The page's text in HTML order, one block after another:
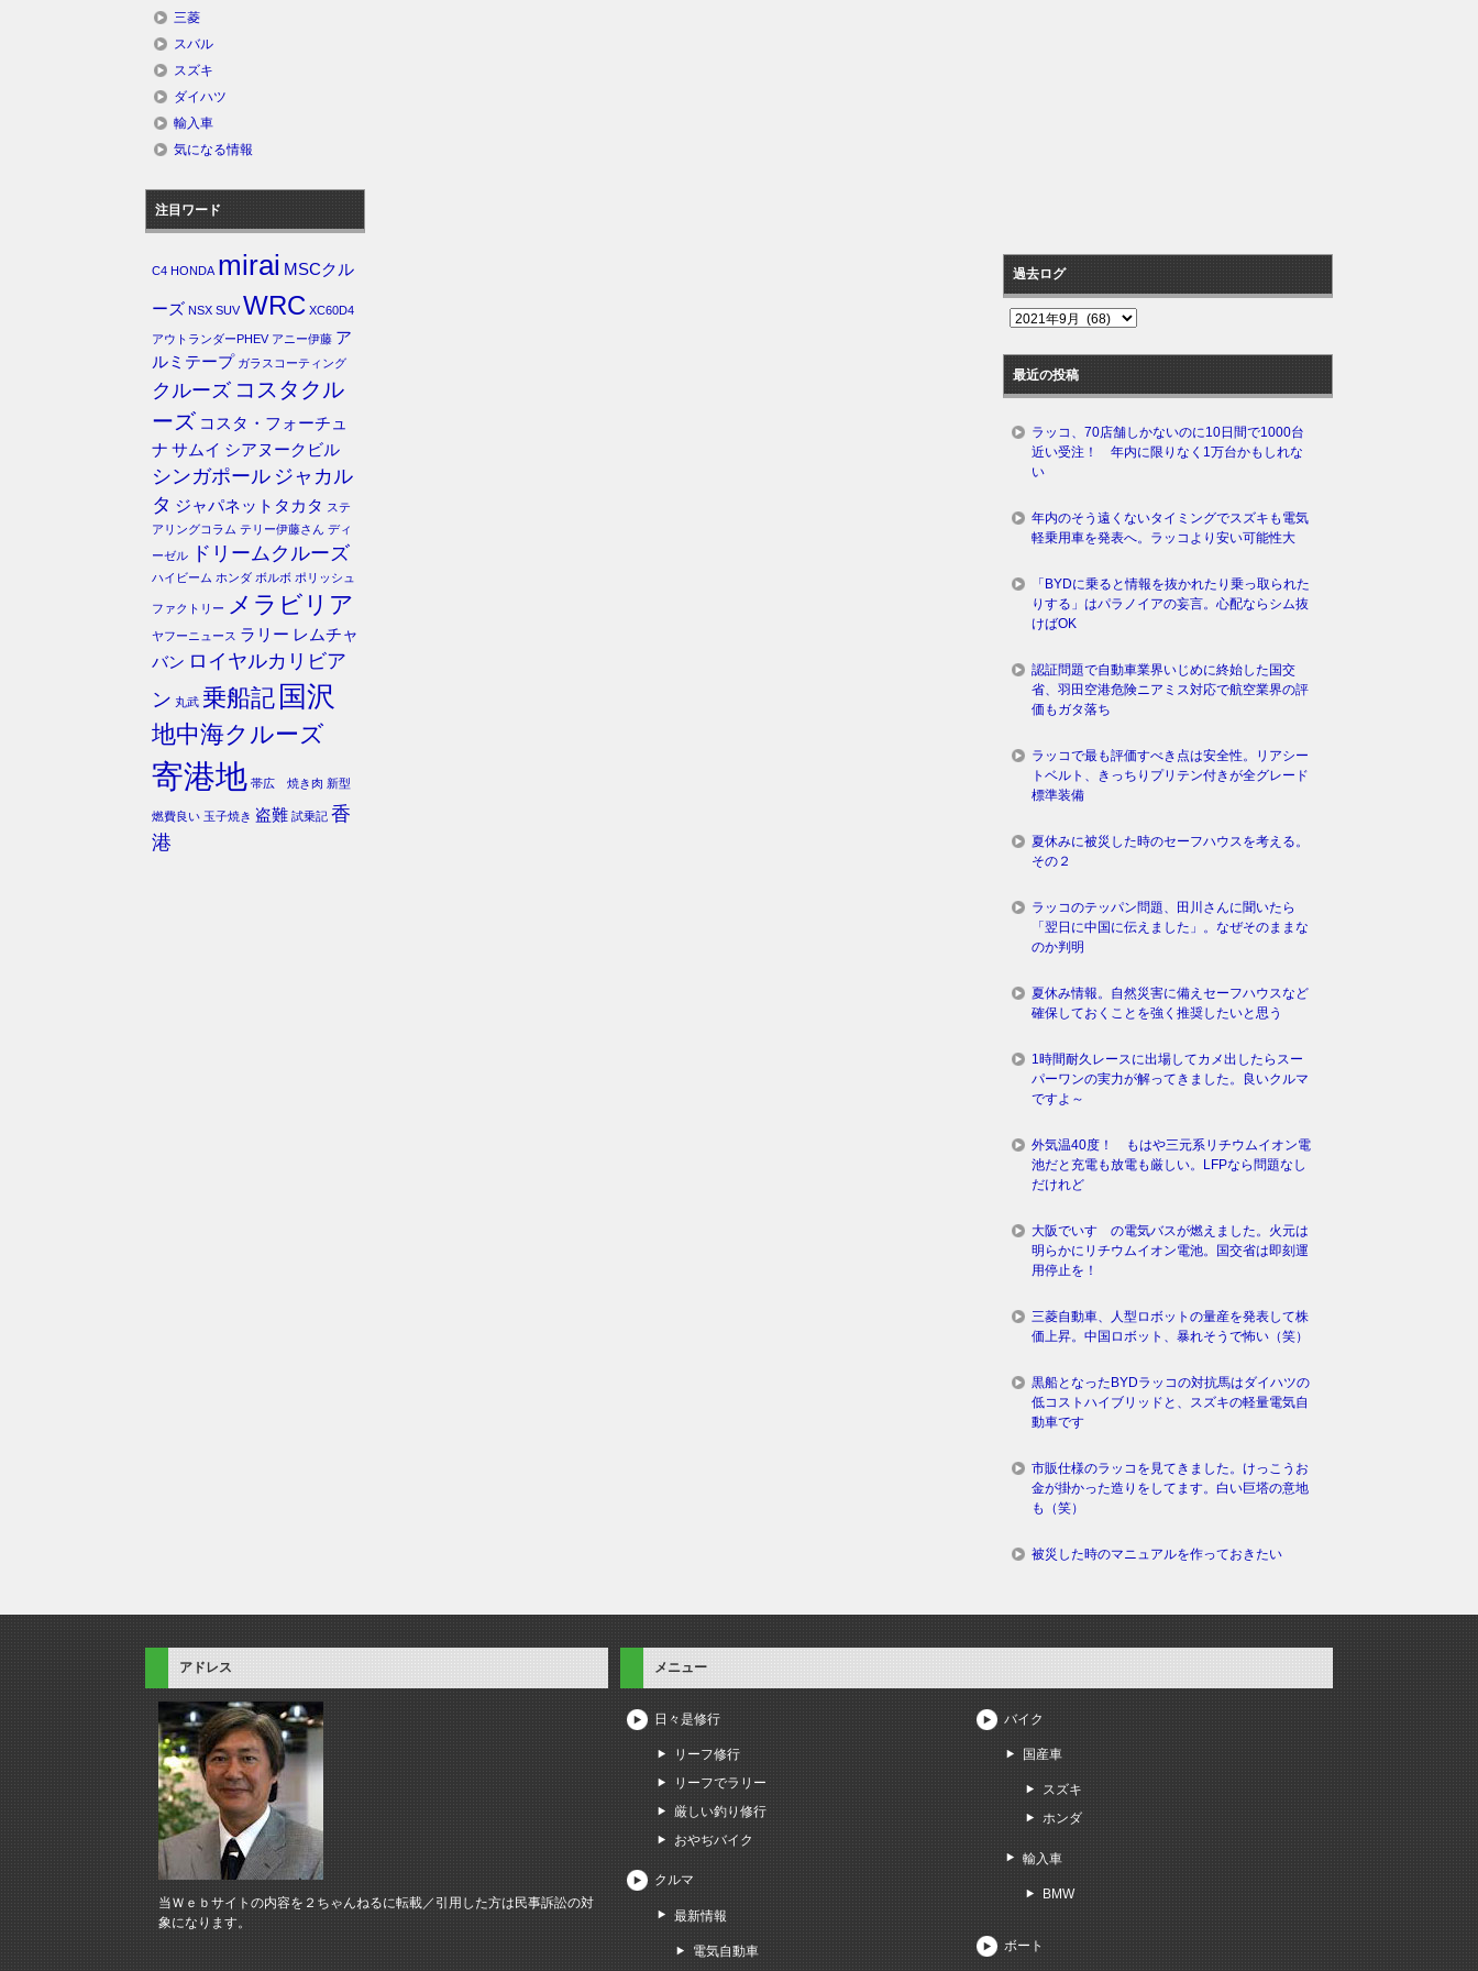
三菱
スバル
スズキ
ダイハツ
輸入車
気になる情報
注目ワード
C4 HONDA mirai MSCクル
ーズ NSX SUV WRC XC60D4
アウトランダーPHEV アニー伊藤 ア
ルミテープ ガラスコーティング
クルーズ コスタクル
ーズ コスタ・フォーチュ
ナ サムイ シアヌークビル
シンガポール ジャカル
タ ジャパネットタカタ ステ
アリングコラム テリー伊藤さん ディ
ーゼル
ドリームクルーズ
ハイビーム ホンダ ボルボ ポリッシュ
ファクトリー メラビリア
ヤフーニュース ラリー レムチャ
バン ロイヤルカリビア
ン 丸武 乗船記 国沢
地中海クルーズ
寄港地 帯広 焼き肉 新型
燃費良い 玉子焼き 盗難 試乗記 香
港
過去ログ
過
ロ
グ
最近の投稿
ラッコ、70店舗しかないのに10日間で1000台
近い受注！ 年内に限りなく1万台かもしれな
い
年内のそう遠くないタイミングでスズキも電気
軽乗用車を発表へ。ラッコより安い可能性大
「BYDに乗ると情報を抜かれたり乗っ取られた
りする」はパラノイアの妄言。心配ならシム抜
けばOK
認証問題で自動車業界いじめに終始した国交
省、羽田空港危険ニアミス対応で航空業界の評
価もガタ落ち
ラッコで最も評価すべき点は安全性。リアシー
トベルト、きっちりプリテン付きが全グレード
標準装備
夏休みに被災した時のセーフハウスを考える。
その２
ラッコのテッパン問題、田川さんに聞いたら
「翌日に中国に伝えました」。なぜそのままな
のか判明
夏休み情報。自然災害に備えセーフハウスなど
確保しておくことを強く推奨したいと思う
1時間耐久レースに出場してカメ出したらスー
パーワンの実力が解ってきました。良いクルマ
ですよ～
外気温40度！ もはや三元系リチウムイオン電
池だと充電も放電も厳しい。LFPなら問題なし
だけれど
大阪でいすゞの電気バスが燃えました。火元は
明らかにリチウムイオン電池。国交省は即刻運
用停止を！
三菱自動車、人型ロボットの量産を発表して株
価上昇。中国ロボット、暴れそうで怖い（笑）
黒船となったBYDラッコの対抗馬はダイハツの
低コストハイブリッドと、スズキの軽量電気自
動車です
市販仕様のラッコを見てきました。けっこうお
金が掛かった造りをしてます。白い巨塔の意地
も（笑）
被災した時のマニュアルを作っておきたい
アドレス
当Ｗｅｂサイトの内容を２ちゃんねるに転載／引用した方は民事訴訟の対
象になります。
メニュー
日々是修行
リーフ修行
リーフでラリー
厳しい釣り修行
おやぢバイク
クルマ
最新情報
電気自動車
バイク
国産車
スズキ
ホンダ
輸入車
BMW
ボート